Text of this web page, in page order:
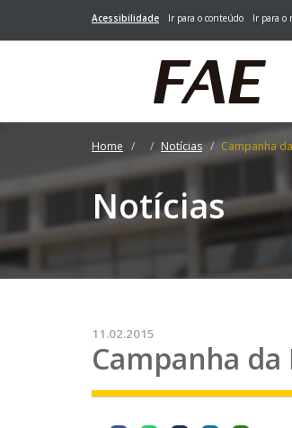
Acessibilidade Ir para o conteúdo Ir para o
Home Notícias Campanha
Notícias
11.02.2015
Campanha